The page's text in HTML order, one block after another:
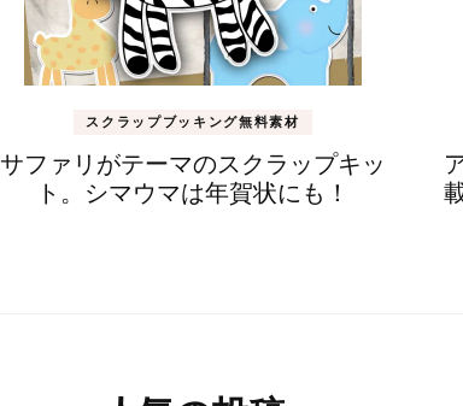
スクラップブッキング無料素材
サファリがテーマのスクラップキッ
ト。シマウマは年賀状にも！